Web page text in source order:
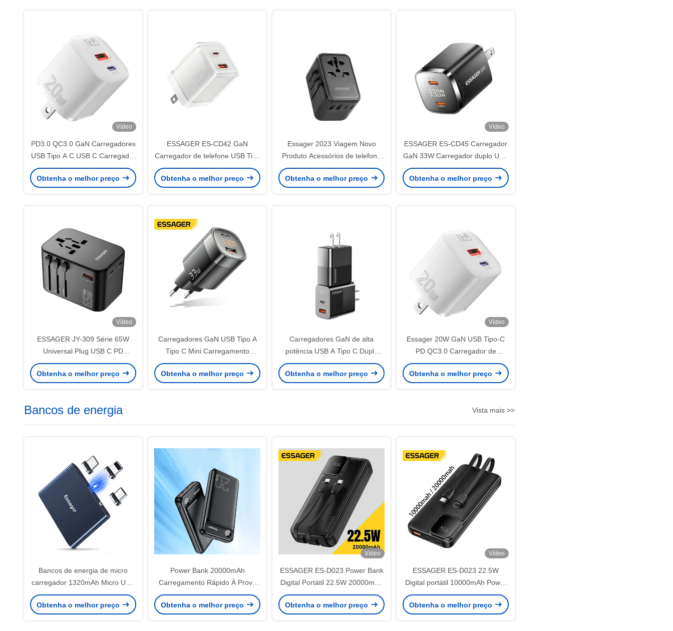
Vídeo
PD3.0 QC3.0 GaN Carregadores
USB Tipo A C USB C Carregador
de telefone 20W série ES-CD31
Obtenha o melhor preço
ESSAGER ES-CD42 GaN
Carregador de telefone USB Tipo
C 70W
Obtenha o melhor preço
Essager 2023 Viagem Novo
Produto Acessórios de telefone
Carregamento rápido 3 USB-C 2
USB-A Carregador de viagem
Obtenha o melhor preço
Vídeo
ESSAGER ES-CD45 Carregador
GaN 33W Carregador duplo USB
C PD
Obtenha o melhor preço
Vídeo
ESSAGER JY-309 Série 65W
Universal Plug USB C PD
Carregador
Obtenha o melhor preço
Carregadores GaN USB Tipo A
Tipo C Mini Carregamento
Rápido 33W Com Cable Padrão
da UE
Obtenha o melhor preço
Carregadores GaN de alta
potência USB A Tipo C Dupla
Porta Carregamento Rápido PD
Carregador de Parede 33W
Obtenha o melhor preço
Vídeo
Essager 20W GaN USB Tipo-C
PD QC3.0 Carregador de
telefone de carregamento rápido
Para iPhone Huawei Samsung
Obtenha o melhor preço
Bancos de energia Vista mais >>
Bancos de energia de micro
carregador 1320mAh Micro USB
C LED Banco de energia
magnética de emergência
Obtenha o melhor preço
Power Bank 20000mAh
Carregamento Rápido À Prova
D'Água Certificado CE RoHS
Obtenha o melhor preço
Vídeo
ESSAGER ES-D023 Power Bank
Digital Portátil 22.5W 20000mAh
com Cabo
Obtenha o melhor preço
Vídeo
ESSAGER ES-D023 22.5W
Digital portátil 10000mAh Power
Bank com cabo
Obtenha o melhor preço